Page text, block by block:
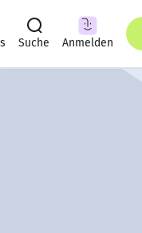
Suche Anmelden